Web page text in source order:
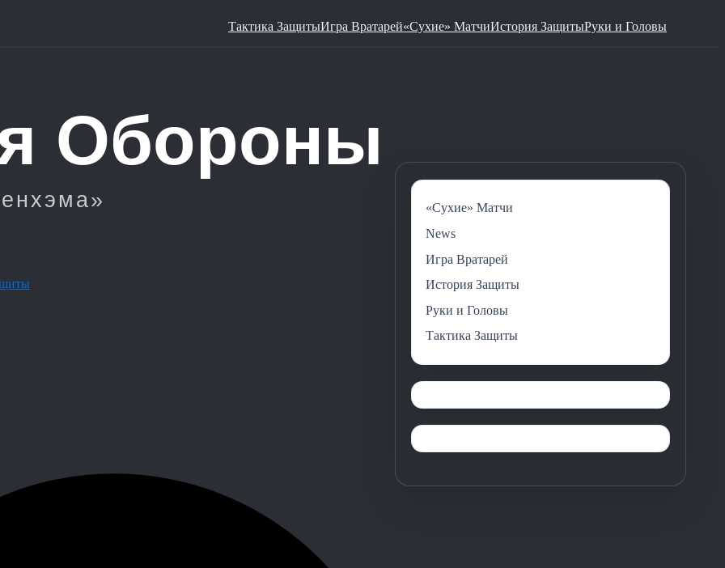
Тактика ЗащитыИгра Вратарей«Сухие» МатчиИстория ЗащитыРуки и Головы
«Сухие» Матчи
News
Игра Вратарей
История Защиты
Руки и Головы
Тактика Защиты